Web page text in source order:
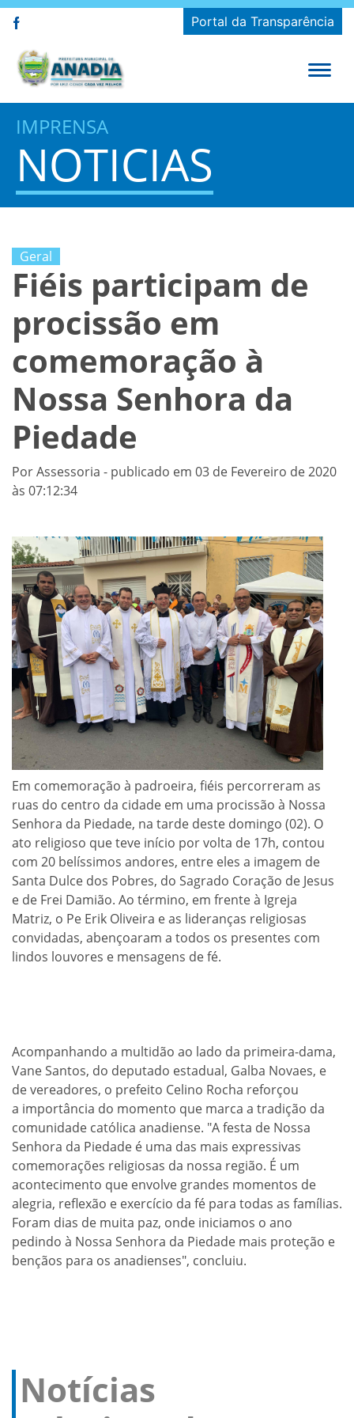
Portal da Transparência
IMPRENSA
NOTICIAS
Geral
Fiéis participam de
procissão em
comemoração à
Nossa Senhora da
Piedade
Por Assessoria - publicado em 03 de Fevereiro de 2020
às 07:12:34
Em comemoração à padroeira, fiéis percorreram as
ruas do centro da cidade em uma procissão à Nossa
Senhora da Piedade, na tarde deste domingo (02). O
ato religioso que teve início por volta de 17h, contou
com 20 belíssimos andores, entre eles a imagem de
Santa Dulce dos Pobres, do Sagrado Coração de Jesus
e de Frei Damião. Ao término, em frente à Igreja
Matriz, o Pe Erik Oliveira e as lideranças religiosas
convidadas, abençoaram a todos os presentes com
lindos louvores e mensagens de fé.
Acompanhando a multidão ao lado da primeira-dama,
Vane Santos, do deputado estadual, Galba Novaes, e
de vereadores, o prefeito Celino Rocha reforçou
a importância do momento que marca a tradição da
comunidade católica anadiense. "A festa de Nossa
Senhora da Piedade é uma das mais expressivas
comemorações religiosas da nossa região. É um
acontecimento que envolve grandes momentos de
alegria, reflexão e exercício da fé para todas as famílias.
Foram dias de muita paz, onde iniciamos o ano
pedindo à Nossa Senhora da Piedade mais proteção e
bençãos para os anadienses", concluiu.
Notícias